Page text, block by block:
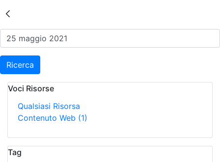
Risultati della Ricerca -
Ricerca
Voci Risorse
Qualsiasi Risorsa
Contenuto Web (1)
Tag